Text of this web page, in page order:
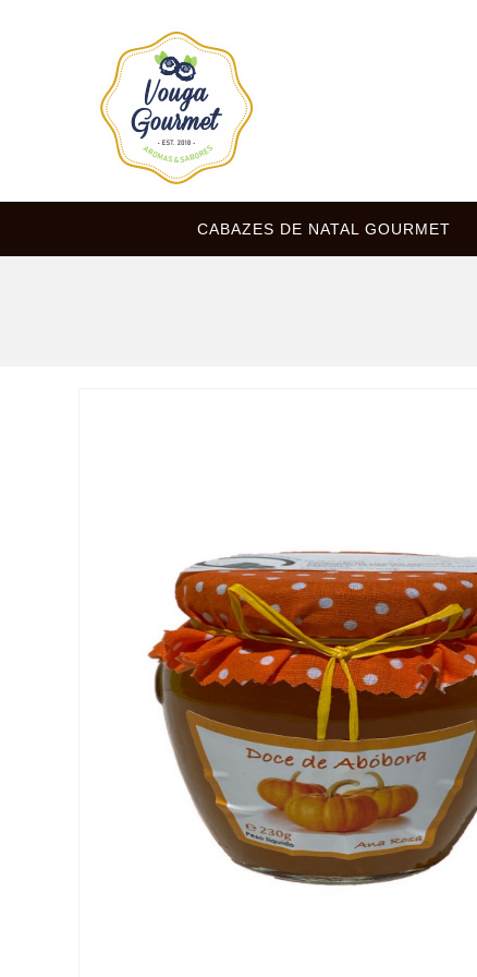
CABAZES DE NATAL GOURMET